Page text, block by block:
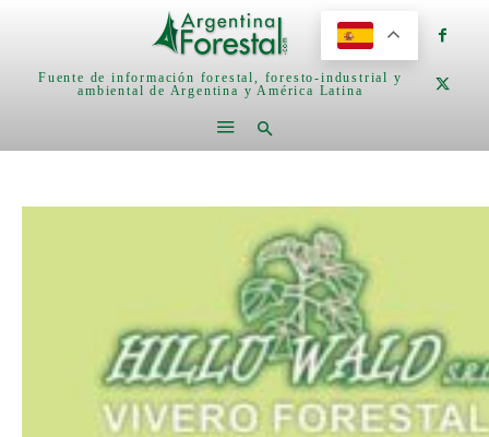
Fuente de información forestal, foresto-industrial y
ambiental de Argentina y América Latina